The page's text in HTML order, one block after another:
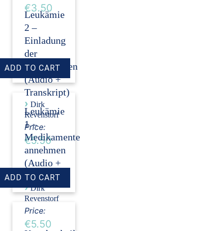
€3.50
Leukämie
2 –
Einladung
der
Stammzellen
(Audio +
Transkript)
› Dirk
Revenstorf
Price:
€5.50
Leukämie
1 –
Medikamente
annehmen
(Audio +
Transkript)
› Dirk
Revenstorf
Price:
€5.50